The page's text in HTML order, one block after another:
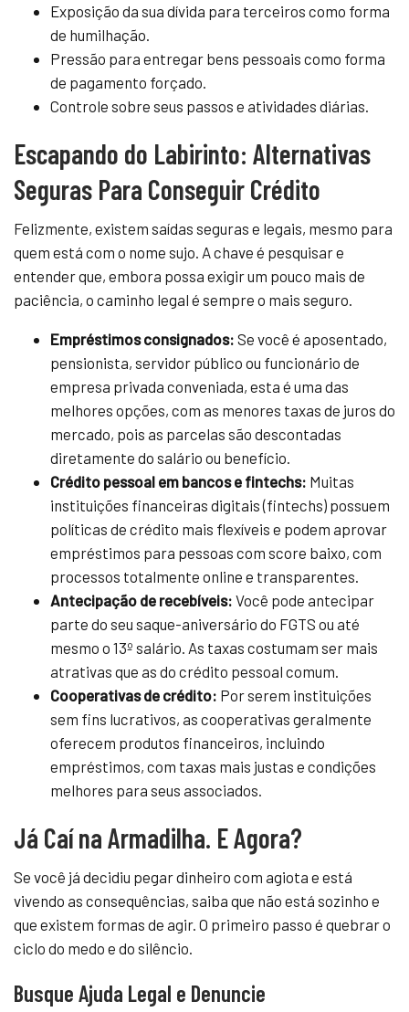
Exposição da sua dívida para terceiros como forma
de humilhação.
Pressão para entregar bens pessoais como forma
de pagamento forçado.
Controle sobre seus passos e atividades diárias.
Escapando do Labirinto: Alternativas
Seguras Para Conseguir Crédito
Felizmente, existem saídas seguras e legais, mesmo para
quem está com o nome sujo. A chave é pesquisar e
entender que, embora possa exigir um pouco mais de
paciência, o caminho legal é sempre o mais seguro.
Empréstimos consignados: Se você é aposentado,
pensionista, servidor público ou funcionário de
empresa privada conveniada, esta é uma das
melhores opções, com as menores taxas de juros do
mercado, pois as parcelas são descontadas
diretamente do salário ou benefício.
Crédito pessoal em bancos e fintechs: Muitas
instituições financeiras digitais (fintechs) possuem
políticas de crédito mais flexíveis e podem aprovar
empréstimos para pessoas com score baixo, com
processos totalmente online e transparentes.
Antecipação de recebíveis: Você pode antecipar
parte do seu saque-aniversário do FGTS ou até
mesmo o 13º salário. As taxas costumam ser mais
atrativas que as do crédito pessoal comum.
Cooperativas de crédito: Por serem instituições
sem fins lucrativos, as cooperativas geralmente
oferecem produtos financeiros, incluindo
empréstimos, com taxas mais justas e condições
melhores para seus associados.
Já Caí na Armadilha. E Agora?
Se você já decidiu pegar dinheiro com agiota e está
vivendo as consequências, saiba que não está sozinho e
que existem formas de agir. O primeiro passo é quebrar o
ciclo do medo e do silêncio.
Busque Ajuda Legal e Denuncie